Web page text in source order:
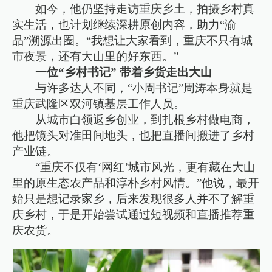
如今，他仍坚持走访重庆乡土，拍摄乡村真
实生活，也计划继续深耕原创内容，助力“渝
品”溯源出圈。“我想让大家看到，重庆不只有城
市夜景，还有大山里的好东西。”
一位“乡村书记” 带着乡货走出大山
与许多达人不同，“小周书记”周涛本身就是
重庆武隆区双河镇基层工作人员。
从城市白领返乡创业，到扎根乡村做电商，
他把镜头对准田间地头，也把直播间搬进了乡村
产业链。
“重庆不仅有‘网红’城市风光，更有藏在大山
里的原生态农产品和淳朴乡村风情。”他说，最开
始只是想记录家乡，后来发现很多人并不了解重
庆乡村，于是开始尝试通过短视频和直播推荐重
庆农货。